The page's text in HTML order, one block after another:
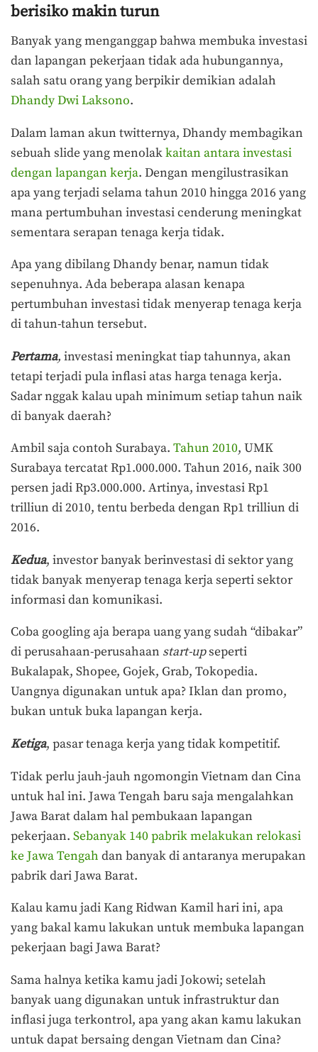
berisiko makin turun
Banyak yang menganggap bahwa membuka investasi
dan lapangan pekerjaan tidak ada hubungannya,
salah satu orang yang berpikir demikian adalah
Dhandy Dwi Laksono.
Dalam laman akun twitternya, Dhandy membagikan
sebuah slide yang menolakkaitan antara investasi
dengan lapangan kerja. Dengan mengilustrasikan
apa yang terjadi selama tahun 2010 hingga 2016 yang
mana pertumbuhan investasi cenderung meningkat
sementara serapan tenaga kerja tidak.
Apa yang dibilang Dhandy benar, namun tidak
sepenuhnya. Ada beberapa alasan kenapa
pertumbuhan investasi tidak menyerap tenaga kerja
di tahun-tahun tersebut.
Pertama, investasi meningkat tiap tahunnya, akan
tetapi terjadi pula inflasi atas harga tenaga kerja.
Sadar nggak kalau upah minimum setiap tahun naik
di banyak daerah?
Ambil saja contoh Surabaya. Tahun 2010, UMK
Surabaya tercatat Rp1.000.000. Tahun 2016, naik 300
persen jadi Rp3.000.000. Artinya, investasi Rp1
trilliun di 2010, tentu berbeda dengan Rp1 trilliun di
2016.
Kedua, investor banyak berinvestasi di sektor yang
tidak banyak menyerap tenaga kerja seperti sektor
informasi dan komunikasi.
Coba googling aja berapa uang yang sudah “dibakar”
di perusahaan-perusahaan start-upseperti
Bukalapak, Shopee, Gojek, Grab, Tokopedia.
Uangnya digunakan untuk apa? Iklan dan promo,
bukan untuk buka lapangan kerja.
Ketiga, pasar tenaga kerja yang tidak kompetitif.
Tidak perlu jauh-jauh ngomongin Vietnam dan Cina
untuk hal ini. Jawa Tengah baru saja mengalahkan
Jawa Barat dalam hal pembukaan lapangan
pekerjaan. Sebanyak 140 pabrik melakukan relokasi
ke Jawa Tengah dan banyak di antaranya merupakan
pabrik dari Jawa Barat.
Kalau kamu jadi Kang Ridwan Kamil hari ini, apa
yang bakal kamu lakukan untuk membuka lapangan
pekerjaan bagi Jawa Barat?
Sama halnya ketika kamu jadi Jokowi; setelah
banyak uang digunakan untuk infrastruktur dan
inflasi juga terkontrol, apa yang akan kamu lakukan
untuk dapat bersaing dengan Vietnam dan Cina?